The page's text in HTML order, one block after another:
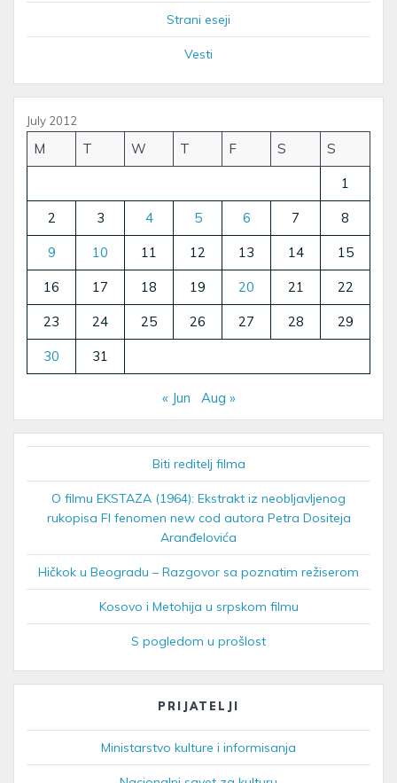
Strani eseji
Vesti
July 2012
M T W T F S S
1
2 3 4 5 6 7 8
9 10 11 12 13 14 15
16 17 18 19 20 21 22
23 24 25 26 27 28 29
30 31
« Jun Aug »
Biti reditelj filma
O filmu EKSTAZA (1964): Ekstrakt iz neobljavljenog
rukopisa FI fenomen new cod autora Petra Dositeja
Aranđelovića
Hičkok u Beogradu – Razgovor sa poznatim režiserom
Kosovo i Metohija u srpskom filmu
S pogledom u prošlost
PRIJATELJI
Ministarstvo kulture i informisanja